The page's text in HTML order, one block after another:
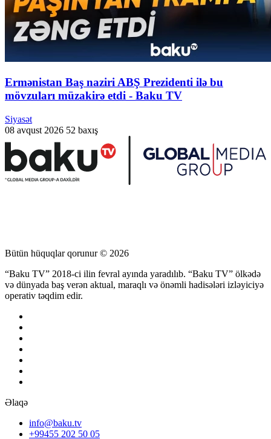
Ermənistan Baş naziri ABŞ Prezidenti ilə bu
mövzuları müzakirə etdi - Baku TV
Siyasət
08 avqust 2026 52 baxış
Bütün hüquqlar qorunur © 2026
“Baku TV” 2018-ci ilin fevral ayında yaradılıb. “Baku TV” ölkədə
və dünyada baş verən aktual, maraqlı və önəmli hadisələri izləyiciyə
operativ təqdim edir.
Əlaqə
info@baku.tv
+99455 202 50 05